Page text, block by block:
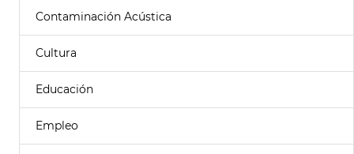
Contaminación Acústica
Cultura
Educación
Empleo